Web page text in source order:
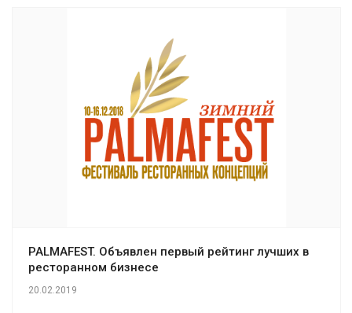
PALMAFEST. Объявлен первый рейтинг лучших в
ресторанном бизнесе
20.02.2019